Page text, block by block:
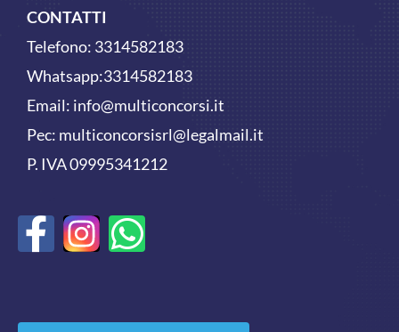
CONTATTI
Telefono: 3314582183
Whatsapp:3314582183
Email: info@multiconcorsi.it
Pec: multiconcorsisrl@legalmail.it
P. IVA 09995341212
F
W